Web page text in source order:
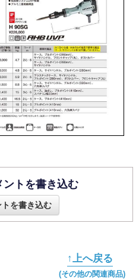
トを書き込む
を書き込む
↑上へ戻る
(その他の関連商品)